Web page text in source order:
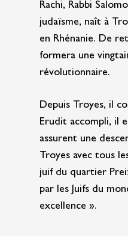
Rachi, Rabbi
judaïsme, naît à
en Rhénanie. De
formera une
révolutionnaire.
Depuis Troyes, il
Erudit accompli, il
assurent une
Troyes avec tous
juif du quartier
par les Juifs du
excellence ».